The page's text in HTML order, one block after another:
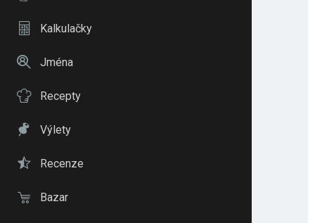
Kalkulačky
Jména
Recepty
Výlety
Recenze
Bazar